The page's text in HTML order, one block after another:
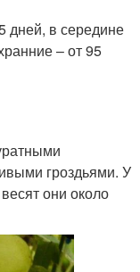
дней, в середине
– от 95
гроздьями. У
они около